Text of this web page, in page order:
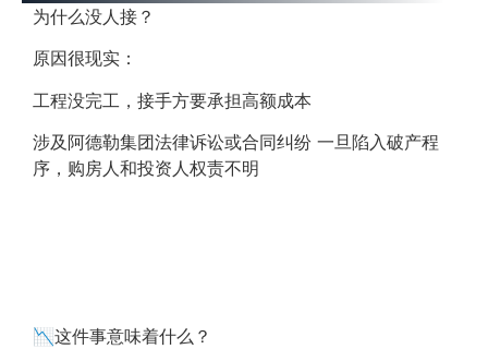
为什么没人接？
原因很现实：
工程没完工，接手方要承担高额成本
涉及阿德勒集团法律诉讼或合同纠纷 一旦陷入破产程
序，购房人和投资人权责不明
📉这件事意味着什么？